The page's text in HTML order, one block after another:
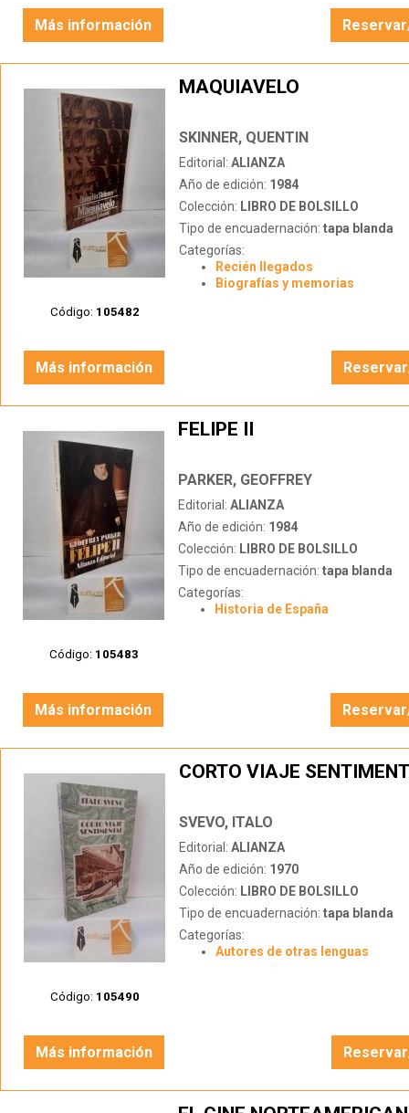
Más información
Código: 105482
MAQUIAVELO
SKINNER, QUENTIN
Editorial: ALIANZA
Año de edición: 1984
Colección: LIBRO DE BOLSILLO
Tipo de encuadernación: tapa blanda
Categorías:
Recién llegados
Biografías y memorias
Más información
Código: 105483
FELIPE II
PARKER, GEOFFREY
Editorial: ALIANZA
Año de edición: 1984
Colección: LIBRO DE BOLSILLO
Tipo de encuadernación: tapa blanda
Categorías:
Historia de España
Más información
Código: 105490
CORTO VIAJE
SVEVO, ITALO
Editorial: ALIANZA
Año de edición: 1970
Colección: LIBRO DE BOLSILLO
Tipo de encuadernación: tapa blanda
Categorías:
Autores de otras lenguas
Más información